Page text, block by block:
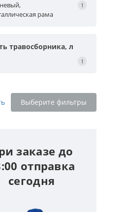
рама
1
травосборника, л
1
Выберите фильтры
заказе до
отправка
сегодня